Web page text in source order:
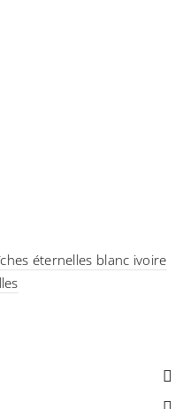
éternelles blanc ivoire